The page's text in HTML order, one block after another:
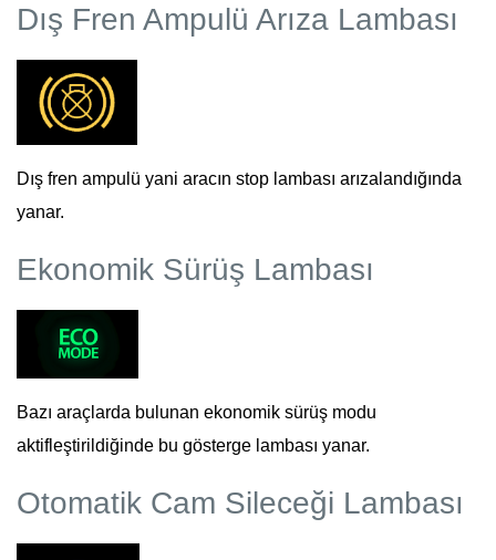
Dış Fren Ampulü Arıza Lambası
Dış fren ampulü yani aracın stop lambası arızalandığında
yanar.
Ekonomik Sürüş Lambası
Bazı araçlarda bulunan ekonomik sürüş modu
aktifleştirildiğinde bu gösterge lambası yanar.
Otomatik Cam Sileceği Lambası